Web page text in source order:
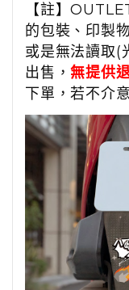
【註】
的包裝、印製
或是無法讀取(
出售，無提供
下單，若不介